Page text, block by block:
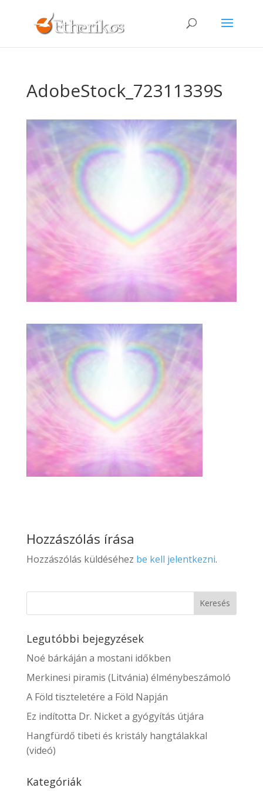
AdobeStock_72311339S
Hozzászólás írása
Hozzászólás küldéséhez be kell jelentkezni.
Legutóbbi bejegyzések
Noé bárkáján a mostani időkben
Merkinesi piramis (Litvánia) élménybeszámoló
A Föld tiszteletére a Föld Napján
Ez indította Dr. Nicket a gyógyítás útjára
Hangfürdő tibeti és kristály hangtálakkal
(videó)
Kategóriák